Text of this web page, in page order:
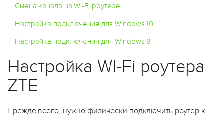
Смена канала на Wi-Fi роутере
Настройка подключения для Windows 10
Настройка подключения для Windows 8
Настройка WI-Fi роутера
ZTE
Прежде всего, нужно физически подключить роутер к